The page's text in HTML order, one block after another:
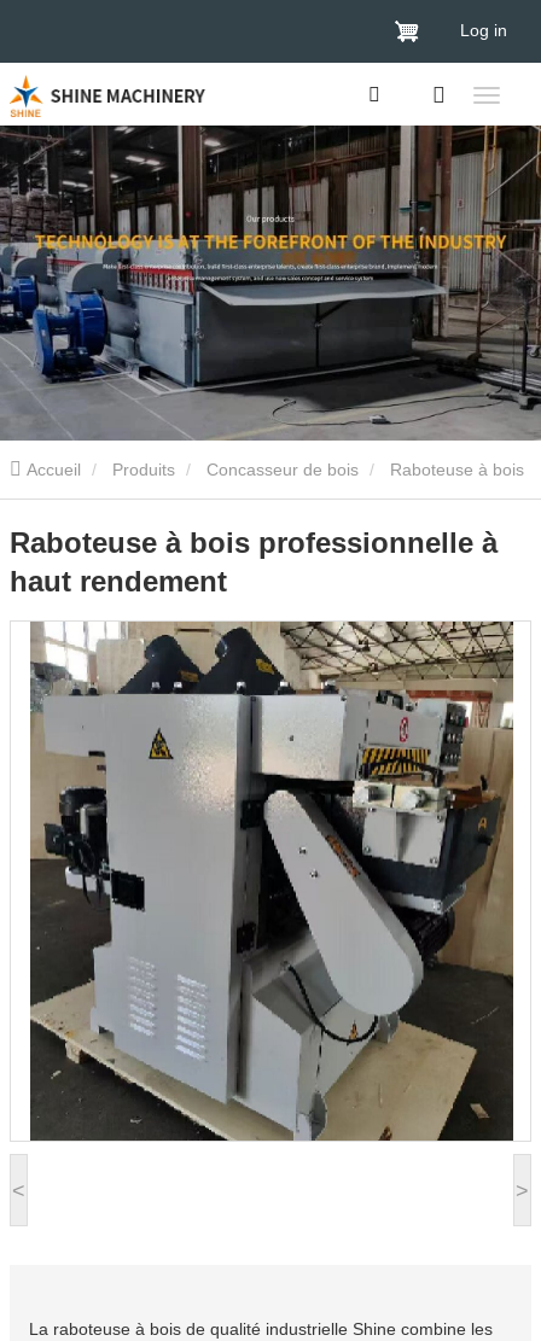
Log in
Accueil Produits Concasseur de bois
professionnelle à haut rendement
< >
Raboteuse à bois professionnelle à
haut rendement
La raboteuse à bois de qualité industrielle Shine combine les